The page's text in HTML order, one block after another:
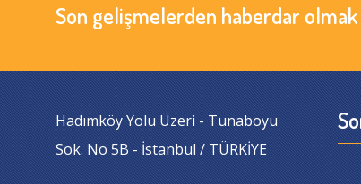
Son gelişmelerden haberdar
Hadımköy Yolu Üzeri - Tunaboyu
Sok. No 5B - İstanbul / TÜRKİYE